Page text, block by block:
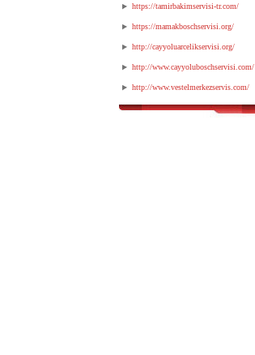
https://tamirbakimservisi-tr.com/
https://mamakboschservisi.org/
http://cayyoluarcelikservisi.org/
http://www.cayyoluboschservisi.com/
http://www.vestelmerkezservis.com/